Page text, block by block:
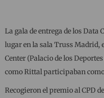
La gala de entrega de los
lugar en la sala Truss Madrid,
Center (Palacio de los
como Rittal participaban
Recogieron el premio al CPD